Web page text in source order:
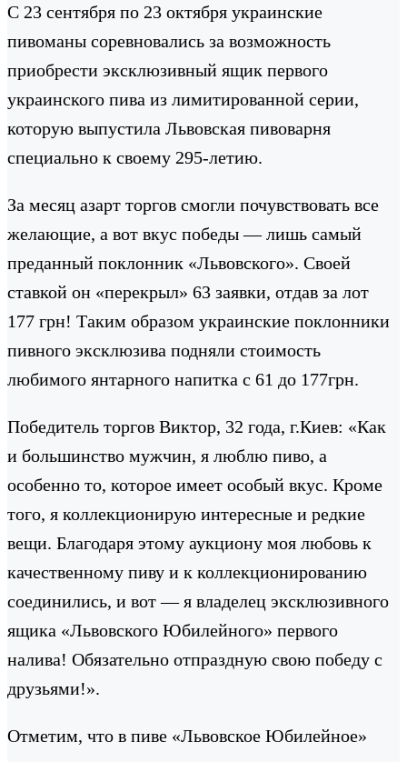
С 23 сентября по 23 октября украинские
пивоманы соревновались за возможность
приобрести эксклюзивный ящик первого
украинского пива из лимитированной серии,
которую выпустила Львовская пивоварня
специально к своему 295-летию.
За месяц азарт торгов смогли почувствовать все
желающие, а вот вкус победы — лишь самый
преданный поклонник «Львовского». Своей
ставкой он «перекрыл» 63 заявки, отдав за лот
177 грн! Таким образом украинские поклонники
пивного эксклюзива подняли стоимость
любимого янтарного напитка с 61 до 177грн.
Победитель торгов Виктор, 32 года, г.Киев: «Как
и большинство мужчин, я люблю пиво, а
особенно то, которое имеет особый вкус. Кроме
того, я коллекционирую интересные и редкие
вещи. Благодаря этому аукциону моя любовь к
качественному пиву и к коллекционированию
соединились, и вот — я владелец эксклюзивного
ящика «Львовского Юбилейного» первого
налива! Обязательно отпраздную свою победу с
друзьями!».
Отметим, что в пиве «Львовское Юбилейное»